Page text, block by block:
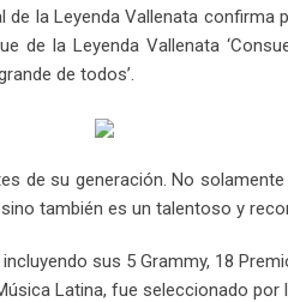
la Leyenda Vallenata confirma
de la Leyenda Vallenata
de todos’.
de su generación. No
también es un talentoso y
sus 5 Grammy, 18
Latina, fue seleccionado